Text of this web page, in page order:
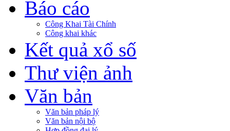
Báo cáo
Công Khai Tài Chính
Công khai khác
Kết quả xổ số
Thư viện ảnh
Văn bản
Văn bản pháp lý
Văn bản nội bộ